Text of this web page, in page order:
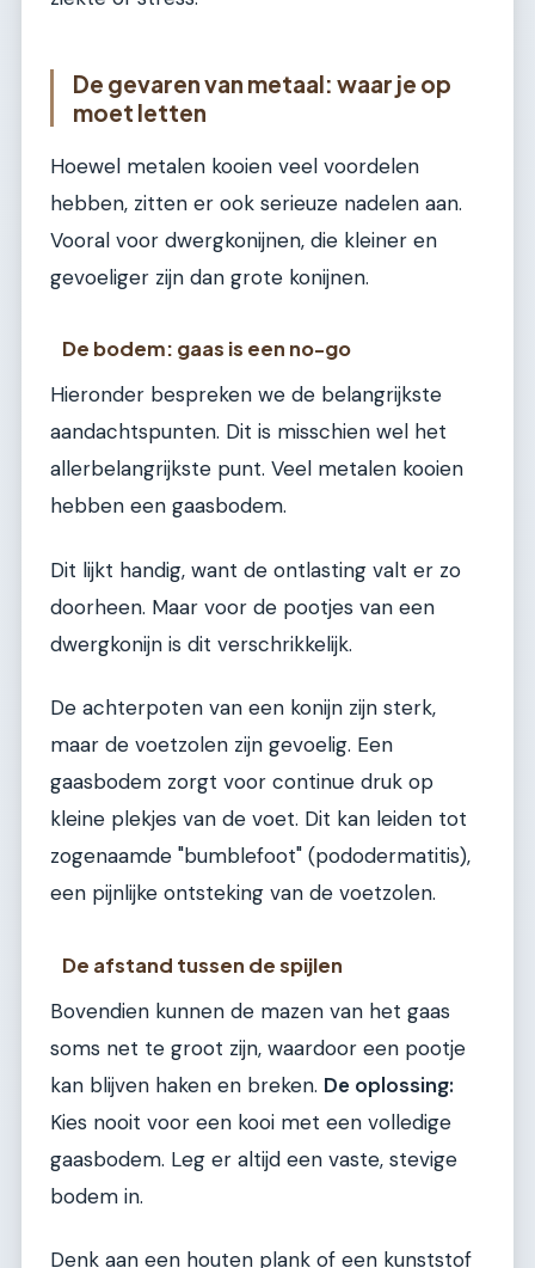
De gevaren van metaal: waar je op
moet letten
Hoewel metalen kooien veel voordelen
hebben, zitten er ook serieuze nadelen aan.
Vooral voor dwergkonijnen, die kleiner en
gevoeliger zijn dan grote konijnen.
De bodem: gaas is een no-go
Hieronder bespreken we de belangrijkste
aandachtspunten. Dit is misschien wel het
allerbelangrijkste punt. Veel metalen kooien
hebben een gaasbodem.
Dit lijkt handig, want de ontlasting valt er zo
doorheen. Maar voor de pootjes van een
dwergkonijn is dit verschrikkelijk.
De achterpoten van een konijn zijn sterk,
maar de voetzolen zijn gevoelig. Een
gaasbodem zorgt voor continue druk op
kleine plekjes van de voet. Dit kan leiden tot
zogenaamde "bumblefoot" (pododermatitis),
een pijnlijke ontsteking van de voetzolen.
De afstand tussen de spijlen
Bovendien kunnen de mazen van het gaas
soms net te groot zijn, waardoor een pootje
kan blijven haken en breken. De oplossing:
Kies nooit voor een kooi met een volledige
gaasbodem. Leg er altijd een vaste, stevige
bodem in.
Denk aan een houten plank of een kunststof